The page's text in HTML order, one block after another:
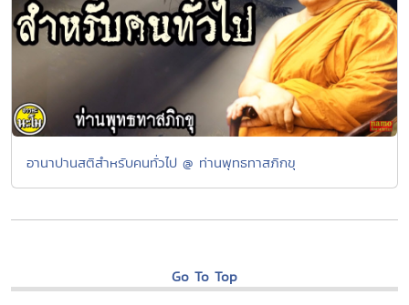
อานาปานสติสำหรับคนทั่วไป @ ท่านพุทธทาสภิกขุ
Go To Top